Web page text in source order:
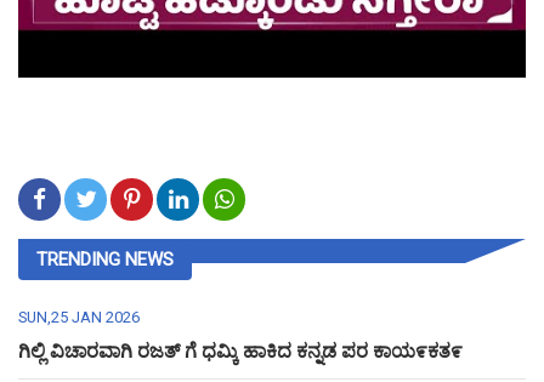
TRENDING NEWS
SUN,25 JAN 2026
ಗಿಲ್ಲಿ ವಿಚಾರವಾಗಿ ರಜತ್ ಗೆ ಧಮ್ಕಿ ಹಾಕಿದ ಕನ್ನಡ ಪರ ಕಾಯ೯ಕತ೯